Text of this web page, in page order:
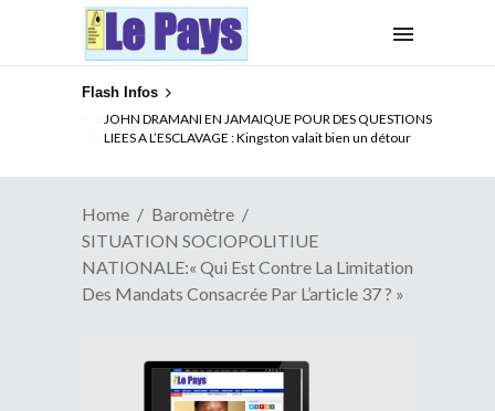
Flash Infos
ELECTION DE TALON A LA TETE DU SENAT BENINOIS :
Quand Patrice quitte le pouvoir sans partir !
Home
Baromètre
SITUATION SOCIOPOLITIUE
NATIONALE:« Qui Est Contre La Limitation
Des Mandats Consacrée Par L’article 37 ? »